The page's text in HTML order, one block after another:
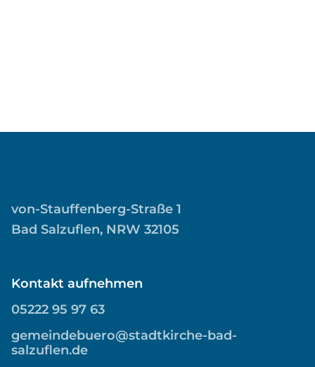
von-Stauffenberg-Straße 1
Bad Salzuflen, NRW 32105
Kontakt aufnehmen
05222 95 97 63
gemeindebuero@stadtkirche-bad-
salzuflen.de